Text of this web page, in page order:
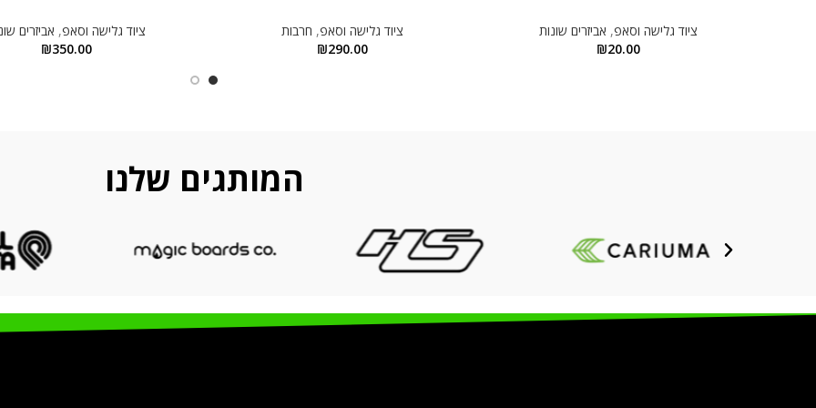
ציוד גלישה וסאפ, אביזרים שונות
₪20.00
ציוד גלישה וסאפ, חרבות
₪290.00
ציוד גלישה וסאפ, אביזרים
₪350.00
המותגים שלנו